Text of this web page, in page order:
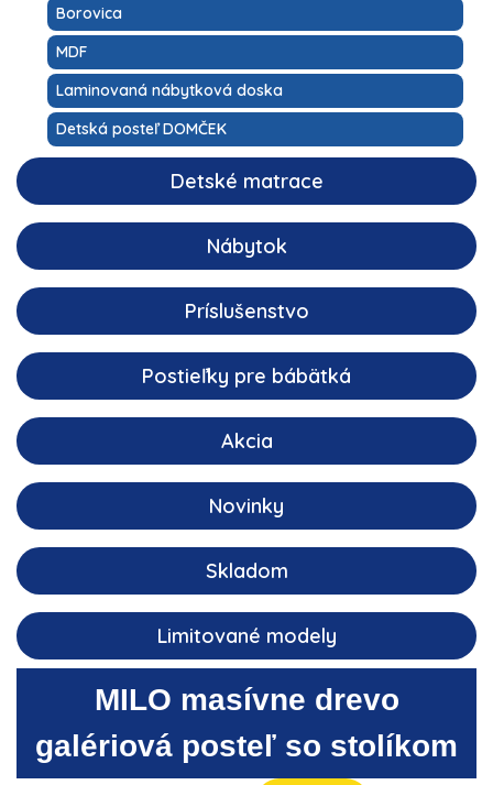
Borovica
MDF
Laminovaná nábytková doska
Detská posteľ DOMČEK
Detské matrace
Nábytok
Príslušenstvo
Postieľky pre bábätká
Akcia
Novinky
Skladom
Limitované modely
MILO masívne drevo
galériová posteľ so stolíkom